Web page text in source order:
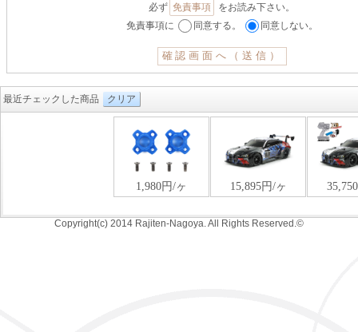
必ず 免責事項
をお読み下さい。
免責事項に
同意する。 同意しない。
最近チェックした商品 クリア
Copyright(c) 2014 Rajiten-Nagoya. All Rights Reserved.©